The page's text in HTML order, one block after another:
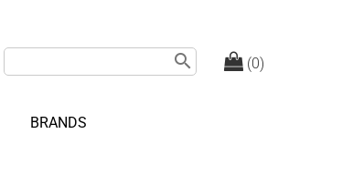
(0)
search
BRANDS